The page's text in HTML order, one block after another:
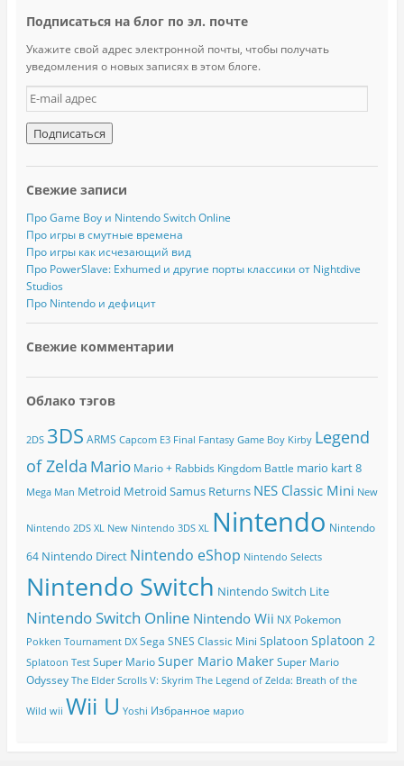
Подписаться на блог по эл. почте
Укажите свой адрес электронной почты, чтобы получать
уведомления о новых записях в этом блоге.
E
-
m
a
i
а
д
р
е
с
Свежие записи
Про Game Boy и Nintendo Switch Online
Про игры в смутные времена
Про игры как исчезающий вид
Про PowerSlave: Exhumed и другие порты классики от Nightdive
Studios
Про Nintendo и дефицит
Свежие комментарии
Облако тэгов
2DS 3DS ARMS Capcom E3 Final Fantasy Game Boy Kirby Legend
of Zelda Mario Mario + Rabbids Kingdom Battle mario kart 8
Mega Man Metroid Metroid Samus Returns NES Classic Mini New
Nintendo 2DS XL New Nintendo 3DS XL Nintendo Nintendo
64 Nintendo Direct Nintendo eShop Nintendo Selects
Nintendo Switch Nintendo Switch Lite
Nintendo Switch Online Nintendo Wii NX Pokemon
Pokken Tournament DX Sega SNES Classic Mini Splatoon Splatoon 2
Splatoon Test Super Mario Super Mario Maker Super Mario
Odyssey The Elder Scrolls V: Skyrim The Legend of Zelda: Breath of the
Wild wii Wii U Yoshi Избранное марио